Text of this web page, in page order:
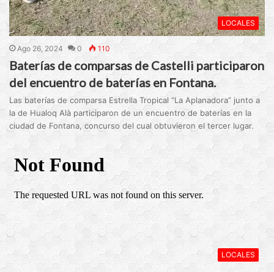
LOCALES
Ago 26, 2024 0 110
Baterías de comparsas de Castelli participaron
del encuentro de baterías en Fontana.
Las baterías de comparsa Estrella Tropical “La Aplanadora” junto a
la de Hualoq Alà participaron de un encuentro de baterías en la
ciudad de Fontana, concurso del cual obtuvieron el tercer lugar.
LOCALES